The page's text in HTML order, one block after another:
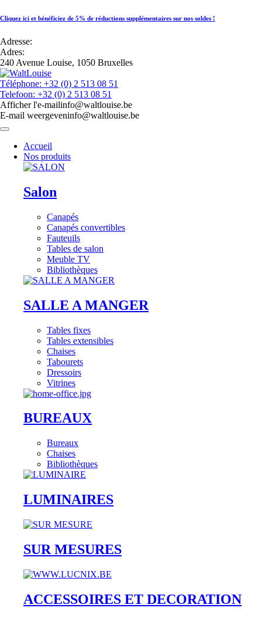
Cliquez ici et bénéficiez de 5% de réductions supplémentaires sur nos soldes !
Adresse:
Adres:
240 Avenue Louise, 1050 Bruxelles
Téléphone: +32 (0) 2 513 08 51
Telefoon: +32 (0) 2 513 08 51
Afficher l'e-mailinfo@waltlouise.be
E-mail weergeveninfo@waltlouise.be
Accueil
Nos produits
Salon
Canapés
Canapés convertibles
Fauteuils
Tables de salon
Meuble TV
Bibliothèques
SALLE A MANGER
Tables fixes
Tables extensibles
Chaises
Tabourets
Dressoirs
Vitrines
BUREAUX
Bureaux
Chaises
Bibliothèques
LUMINAIRES
SUR MESURES
ACCESSOIRES ET DECORATION